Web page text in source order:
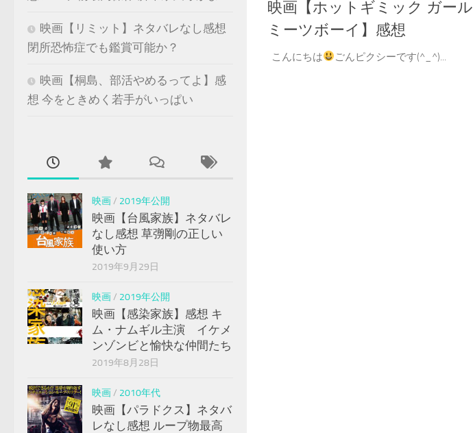
映画【ホットギミック ガール
ミーツボーイ】感想
こんにちは ごんピクシーです(^_^)...
映画【リミット】ネタバレなし感想
閉所恐怖症でも鑑賞可能か？
映画【桐島、部活やめるってよ】感
想 今をときめく若手がいっぱい
映画/ 2019年公開
映画【台風家族】ネタバレ
なし感想 草彅剛の正しい
使い方
2019年9月29日
映画/ 2019年公開
映画【感染家族】感想 キ
ム・ナムギル主演 イケメ
ンゾンビと愉快な仲間たち
2019年8月28日
映画/ 2010年代
映画【パラドクス】ネタバ
レなし感想 ループ物最高